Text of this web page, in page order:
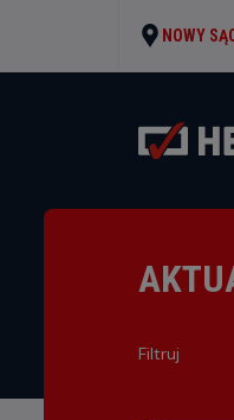
NOWY
Filtruj